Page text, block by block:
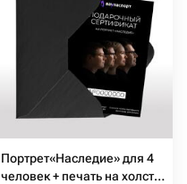
Портрет«Наследие» для 4
человек + печать на холсте